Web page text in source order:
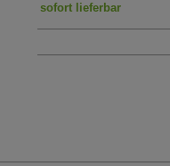
sofort lieferbar